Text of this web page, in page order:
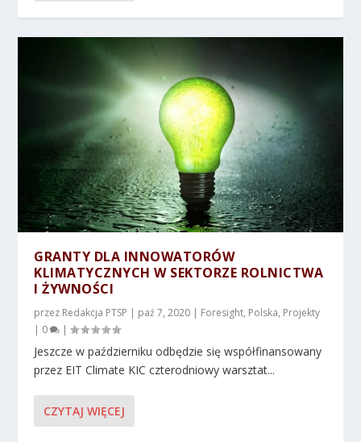
GRANTY DLA INNOWATORÓW
KLIMATYCZNYCH W SEKTORZE ROLNICTWA
I ŻYWNOŚCI
przez Redakcja PTSP | paź 7, 2020 | Foresight, Polska, Projekty
| 0 |
Jeszcze w październiku odbędzie się współfinansowany
przez EIT Climate KIC czterodniowy warsztat...
CZYTAJ WIĘCEJ